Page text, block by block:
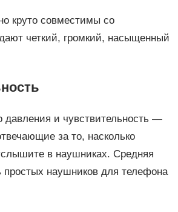
круто совместимы со
четкий, громкий, насыщенный
давления и чувствительность —
за то, насколько
в наушниках. Средняя
простых наушников для телефона